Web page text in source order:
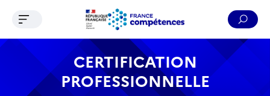
Contenu Recherche Menu Pied de page
Ouvrir le menu de navigation
CERTIFICATION
PROFESSIONNELLE